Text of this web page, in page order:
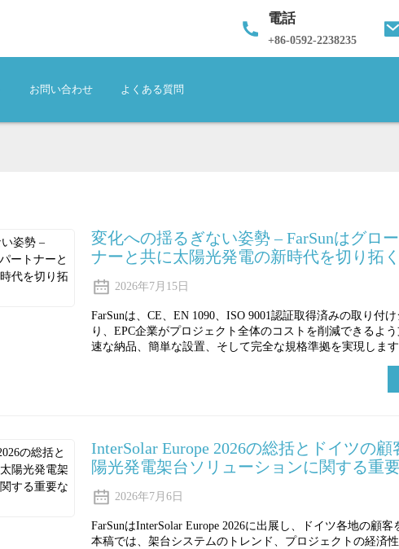
電話
+86-0592-2238235
お問い合わせ よくある質問
変化への揺るぎない姿勢 – FarSunはグロ
ナーと共に太陽光発電の新時代を切り拓く
2026年7月15日
FarSunは、CE、EN 1090、ISO 9001認証取得済みの取り付
り、EPC企業がプロジェクト全体のコストを削減できるよ
速な納品、簡単な設置、そして完全な規格準拠を実現します
InterSolar Europe 2026の総括とドイツの
陽光発電架台ソリューションに関する重
2026年7月6日
FarSunはInterSolar Europe 2026に出展し、ドイツ各地の顧客
本稿では、架台システムのトレンド、プロジェクトの経済